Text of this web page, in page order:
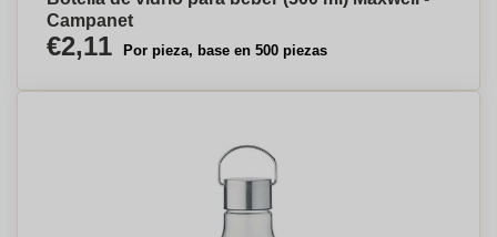
Campanet
€2,11 Por pieza, base en 500 piezas